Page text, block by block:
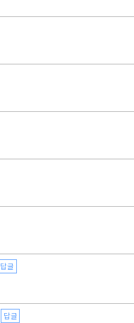
답글
답글